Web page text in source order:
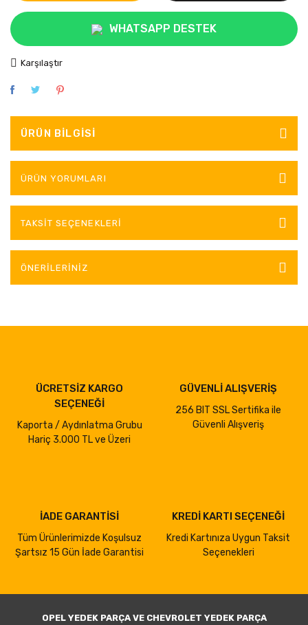
WHATSAPP DESTEK
Karşılaştır
ÜRÜN BILGISI
ÜRÜN YORUMLARI
TAKSIT SEÇENEKLERI
ÖNERILERINIZ
ÜCRETSİZ KARGO
SEÇENEĞİ
Kaporta / Aydınlatma Grubu
Hariç 3.000 TL ve Üzeri
GÜVENLİ ALIŞVERİŞ
256 BIT SSL Sertifika ile
Güvenli Alışveriş
İADE GARANTİSİ
Tüm Ürünlerimizde Koşulsuz
Şartsız 15 Gün İade Garantisi
KREDİ KARTI SEÇENEĞİ
Kredi Kartınıza Uygun Taksit
Seçenekleri
OPEL YEDEK PARÇA VE CHEVROLET YEDEK PARÇA